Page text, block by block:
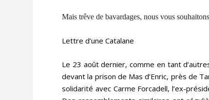
Mais trêve de bavardages, nous vous
Lettre d’une Catalane
Le 23 août dernier, comme en tant
devant la prison de Mas d’Enric, près de
solidarité avec Carme Forcadell, l’ex-